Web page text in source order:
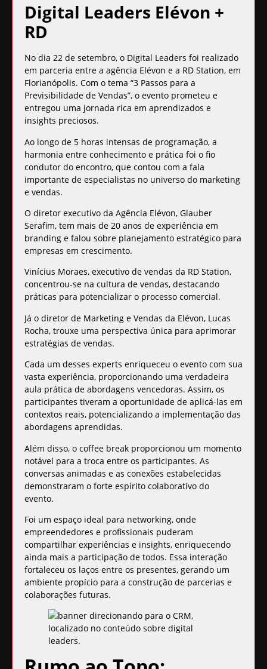
Digital Leaders Elévon +
RD
No dia 22 de setembro, o Digital Leaders foi realizado
em parceria entre a agência Elévon e a RD Station, em
Florianópolis. Com o tema “3 Passos para a
Previsibilidade de Vendas”, o evento prometeu e
entregou uma jornada rica em aprendizados e
insights preciosos.
Ao longo de 5 horas intensas de programação, a
harmonia entre conhecimento e prática foi o fio
condutor do encontro, que contou com a fala
importante de especialistas no universo do marketing
e vendas.
O diretor executivo da Agência Elévon, Glauber
Serafim, tem mais de 20 anos de experiência em
branding e falou sobre planejamento estratégico para
empresas em crescimento.
Vinícius Moraes, executivo de vendas da RD Station,
concentrou-se na cultura de vendas, destacando
práticas para potencializar o processo comercial.
Já o diretor de Marketing e Vendas da Elévon, Lucas
Rocha, trouxe uma perspectiva única para aprimorar
estratégias de vendas.
Cada um desses experts enriqueceu o evento com sua
vasta experiência, proporcionando uma verdadeira
aula prática de abordagens vencedoras. Assim, os
participantes tiveram a oportunidade de aplicá-las em
contextos reais, potencializando a implementação das
abordagens aprendidas.
Além disso, o coffee break proporcionou um momento
notável para a troca entre os participantes. As
conversas animadas e as conexões estabelecidas
demonstraram o forte espírito colaborativo do
evento.
Foi um espaço ideal para networking, onde
empreendedores e profissionais puderam
compartilhar experiências e insights, enriquecendo
ainda mais a participação de todos. Essa interação
fortaleceu os laços entre os presentes, gerando um
ambiente propício para a construção de parcerias e
colaborações futuras.